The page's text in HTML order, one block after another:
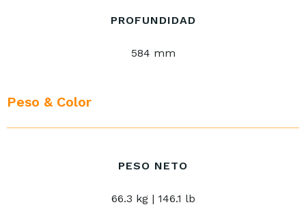
PROFUNDIDAD
584 mm
Peso & Color
PESO NETO
66.3 kg | 146.1 lb